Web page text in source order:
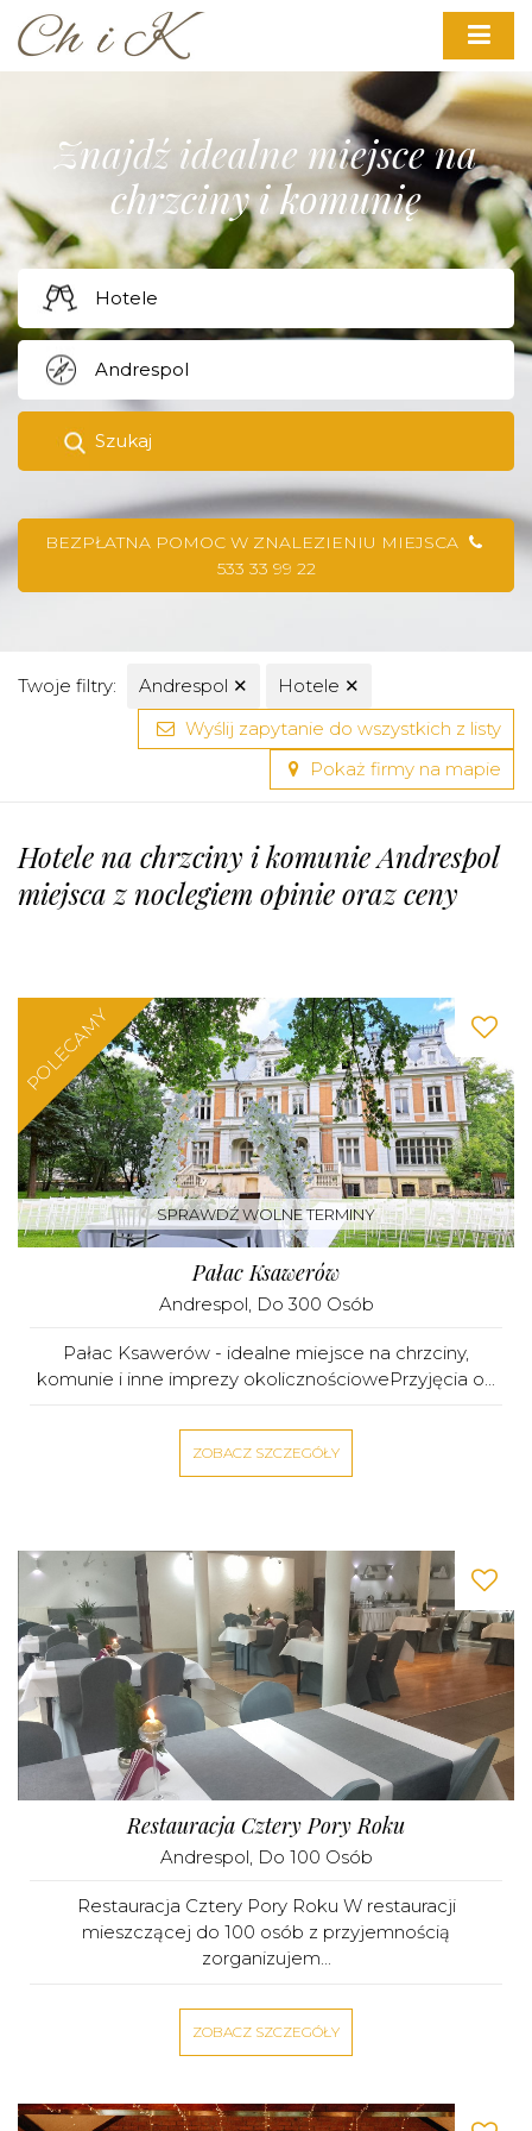
Znajdź idealne miejsce na
chrzciny i komunię
Szukaj
BEZPŁATNA POMOC W ZNALEZIENIU MIEJSCA
533 33 99 22
Twoje filtry: Andrespol ✕ Hotele ✕
Wyślij zapytanie do wszystkich z listy
Pokaż firmy na mapie
Hotele na chrzciny i komunie Andrespol
miejsca z noclegiem opinie oraz ceny
POLECAMY
SPRAWDŹ WOLNE TERMINY
Pałac Ksawerów
Andrespol, Do 300 Osób
Pałac Ksawerów - idealne miejsce na chrzciny,
komunie i inne imprezy okolicznościowePrzyjęcia o...
ZOBACZ SZCZEGÓŁY
Restauracja Cztery Pory Roku
Andrespol, Do 100 Osób
Restauracja Cztery Pory Roku W restauracji
mieszczącej do 100 osób z przyjemnością
zorganizujem...
ZOBACZ SZCZEGÓŁY